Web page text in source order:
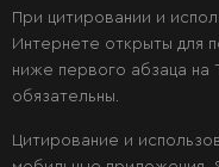
При цитировании и
Интернете открыты для
ниже первого абзаца на
обязательны.
Цитирование и